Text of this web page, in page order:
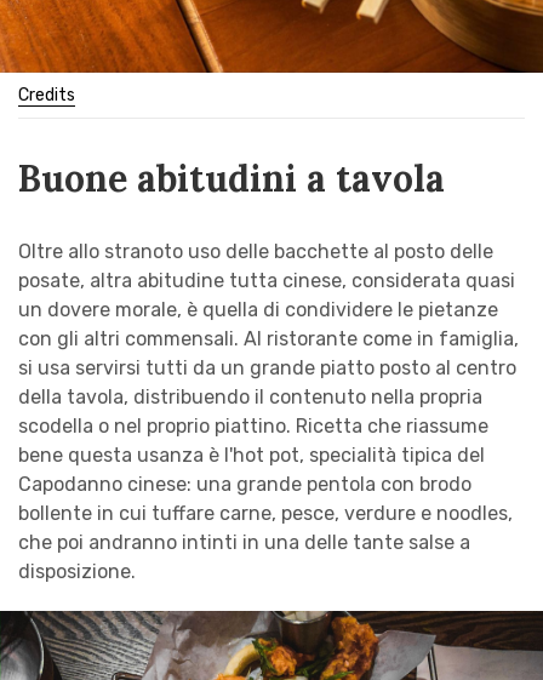
Credits
Buone abitudini a tavola
Oltre allo stranoto uso delle bacchette al posto delle
posate, altra abitudine tutta cinese, considerata quasi
un dovere morale, è quella di condividere le pietanze
con gli altri commensali. Al ristorante come in famiglia,
si usa servirsi tutti da un grande piatto posto al centro
della tavola, distribuendo il contenuto nella propria
scodella o nel proprio piattino. Ricetta che riassume
bene questa usanza è l'hot pot, specialità tipica del
Capodanno cinese: una grande pentola con brodo
bollente in cui tuffare carne, pesce, verdure e noodles,
che poi andranno intinti in una delle tante salse a
disposizione.